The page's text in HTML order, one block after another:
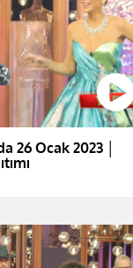
26 Ocak 2023 │